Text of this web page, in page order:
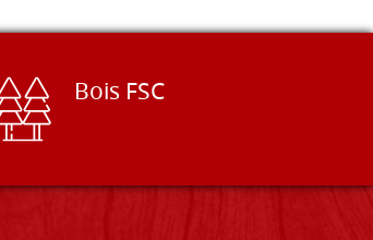
Stocker: 0 - COD. G45X57R3
Bois FSC